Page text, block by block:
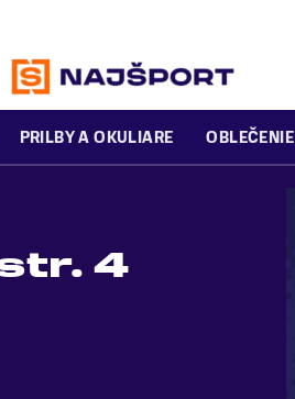
dnes!
PRILBY A OKULIARE OBLEČENIE
4